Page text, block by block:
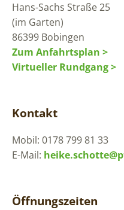
Hans-Sachs Straße 25
(im Garten)
86399 Bobingen
Zum Anfahrtsplan >
Virtueller Rundgang >
Kontakt
Mobil: 0178 799 81 33
E-Mail:
Öffnungszeiten